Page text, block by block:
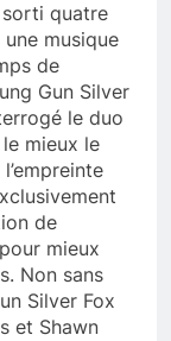
sorti quatre
musique
de
Gun Silver
le duo
mieux le
de
mieux
Non sans
Silver Fox
et Shawn